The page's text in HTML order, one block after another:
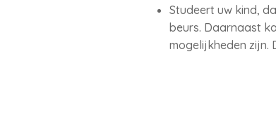
Studeert uw kind,
beurs. Daarnaast
mogelijkheden zijn.